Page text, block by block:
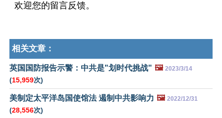
欢迎您的留言反馈。
相关文章：
英国国防报告示警：中共是"划时代挑战" 🖼️ 2023/3/14
(15,959次)
美制定太平洋岛国使馆法 遏制中共影响力 🖼️ 2022/12/31
(28,556次)